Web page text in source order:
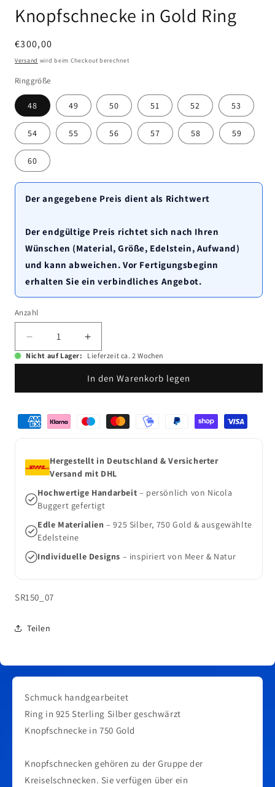
in
Modal
Knopfschnecke in Gold Ring
Normaler
Preis
€300,00
Versand wird beim Checkout berechnet
Ringgröße
48 49 50 51 52 53
54 55 56 57 58 59
60
Der angegebene Preis dient als Richtwert
Der endgültige Preis richtet sich nach Ihren
Wünschen (Material, Größe, Edelstein, Aufwand)
und kann abweichen. Vor Fertigungsbeginn
erhalten Sie ein verbindliches Angebot.
Anzahl
Anzahl
Verringere
die
Menge
Knopfschnecke
Gold
Ring
Erhöhe
die
Menge
für
Knopfschnecke
Gold
Ring
Nicht auf Lager: Lieferzeit ca. 2 Wochen
In den Warenkorb legen
Zahlungsmethoden
Hergestellt in Deutschland & Versicherter
Versand mit DHL
Hochwertige Handarbeit – persönlich von Nicola
Buggert gefertigt
Edle Materialien – 925 Silber, 750 Gold & ausgewählte
Edelsteine
Individuelle Designs – inspiriert von Meer & Natur
SKU:
SR150_07
Teilen
Schmuck handgearbeitet
Ring in 925 Sterling Silber geschwärzt
Knopfschnecke in 750 Gold
Knopfschnecken gehören zu der Gruppe der
Kreiselschnecken. Sie verfügen über ein